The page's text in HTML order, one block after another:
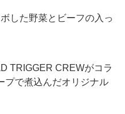
した野菜とビーフの入っ
TRIGGER CREWがコラ
プで煮込んだオリジナル